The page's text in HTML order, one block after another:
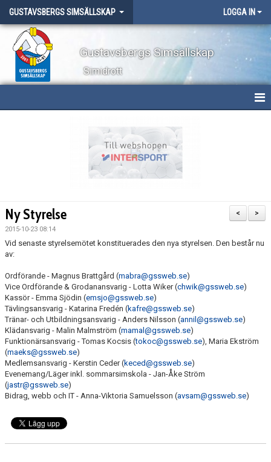
GUSTAVSBERGS SIMSÄLLSKAP LOGGA IN
Gustavsbergs Simsällskap
Simidrott
LÄGER
WEBBSHOP
TRÄNINGSAVGIFTER
>
<
Ny Styrelse
2015-10-23 08:14
Vid senaste styrelsemötet konstituerades den nya styrelsen. Den består nu
av:
Ordförande - Magnus Brattgård (mabra@gssweb.se)
Vice Ordförande & Grodanansvarig - Lotta Wiker (chwik@gssweb.se)
Kassör - Emma Sjödin (emsjo@gssweb.se)
Tävlingsansvarig - Katarina Fredén (kafre@gssweb.se)
Tränar- och Utbildningsansvarig - Anders Nilsson (annil@gssweb.se)
Klädansvarig - Malin Malmström (mamal@gssweb.se)
Funktionärsansvarig - Tomas Kocsis (tokoc@gssweb.se), Maria Ekström
(maeks@gssweb.se)
Medlemsansvarig - Kerstin Ceder (keced@gssweb.se)
Evenemang/Läger inkl. sommarsimskola - Jan-Åke Ström
(jastr@gssweb.se)
Bidrag, webb och IT - Anna-Viktoria Samuelsson (avsam@gssweb.se)